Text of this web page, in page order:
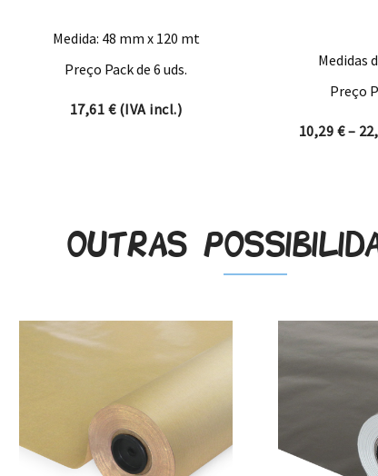
through 95,95 €
Medida: 48 mm x 120 mt
Preço Pack de 6 uds.
17,61 €(IVA incl.)
Medidas
Preço
10,29 €–
Outras